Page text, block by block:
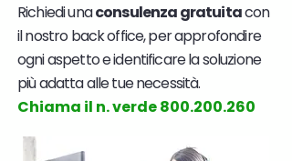
Richiedi unaconsulenza gratuitacon
il nostro back office, per approfondire
ogni aspetto e identificare la soluzione
più adatta alle tue necessità.
Chiama il n. verde800.200.260